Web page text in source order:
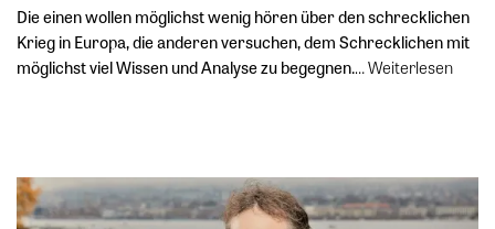
Die einen wollen möglichst wenig hören über den schrecklichen
Krieg in Europa, die anderen versuchen, dem Schrecklichen mit
möglichst viel Wissen und Analyse zu begegnen.…Weiterlesen